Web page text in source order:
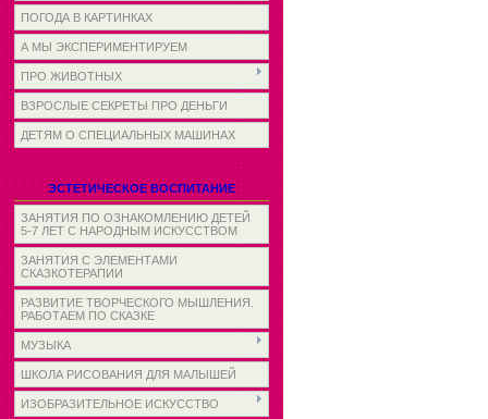
ПОГОДА В КАРТИНКАХ
А МЫ ЭКСПЕРИМЕНТИРУЕМ
ПРО ЖИВОТНЫХ
ВЗРОСЛЫЕ СЕКРЕТЫ ПРО ДЕНЬГИ
ДЕТЯМ О СПЕЦИАЛЬНЫХ МАШИНАХ
ЭСТЕТИЧЕСКОЕ ВОСПИТАНИЕ
ЗАНЯТИЯ ПО ОЗНАКОМЛЕНИЮ ДЕТЕЙ
5-7 ЛЕТ С НАРОДНЫМ ИСКУССТВОМ
ЗАНЯТИЯ С ЭЛЕМЕНТАМИ
СКАЗКОТЕРАПИИ
РАЗВИТИЕ ТВОРЧЕСКОГО МЫШЛЕНИЯ.
РАБОТАЕМ ПО СКАЗКЕ
МУЗЫКА
ШКОЛА РИСОВАНИЯ ДЛЯ МАЛЫШЕЙ
ИЗОБРАЗИТЕЛЬНОЕ ИСКУССТВО